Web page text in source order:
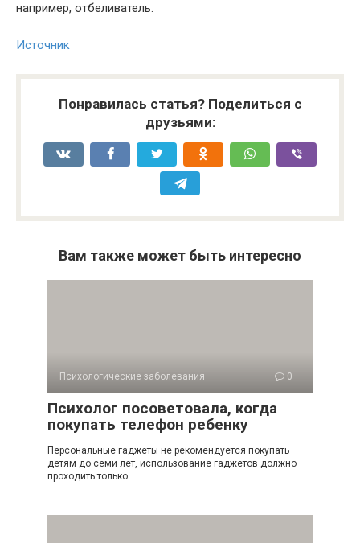
например, отбеливатель.
Источник
Понравилась статья? Поделиться с
друзьями:
Вам также может быть интересно
Психологические заболевания 0
Психолог посоветовала, когда
покупать телефон ребенку
Персональные гаджеты не рекомендуется покупать
детям до семи лет, использование гаджетов должно
проходить только